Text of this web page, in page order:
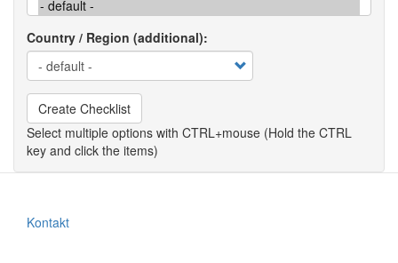
Country / Region (additional)
Create Checklist
Footer
Kontakt